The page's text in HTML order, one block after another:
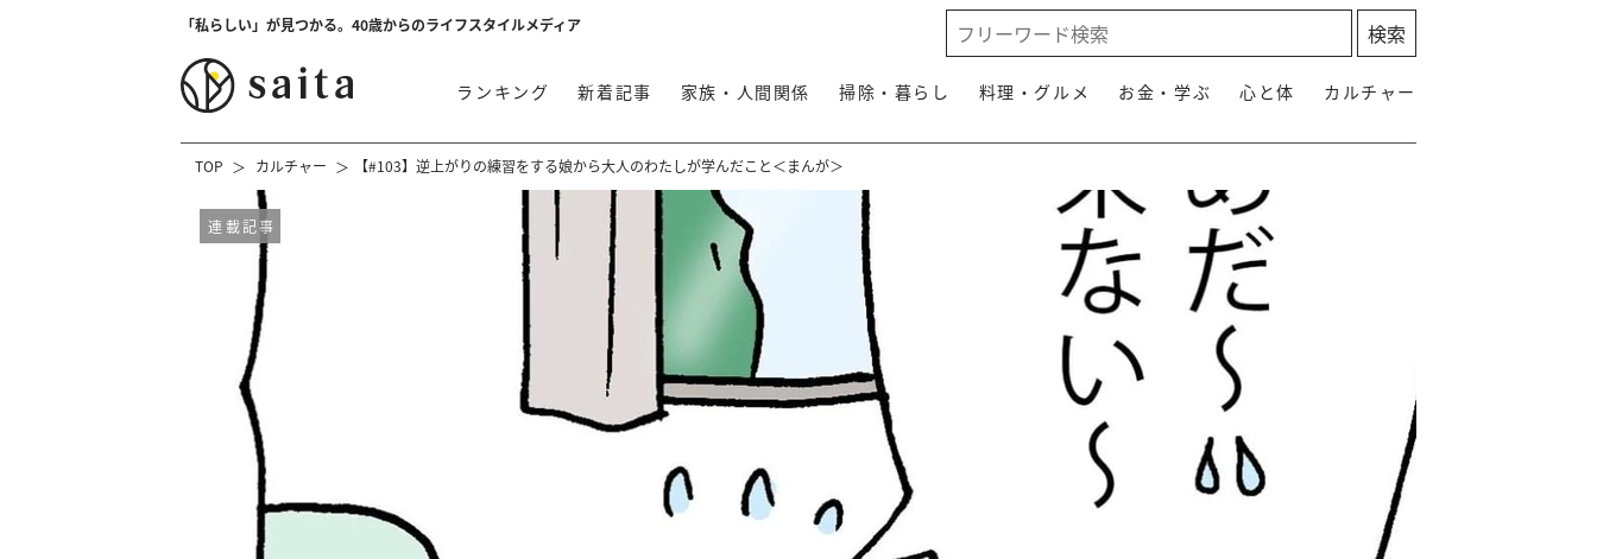
「私らしい」が見つかる。40歳からのライフスタイルメディア
ランキング 新着記事 家族・人間関係 掃除・暮らし 料理・グルメ お金・学ぶ 心と体 カルチャー
TOP カルチャー 【#103】逆上がりの練習をする娘から大人のわたしが学んだこと＜まんが＞
連載記事